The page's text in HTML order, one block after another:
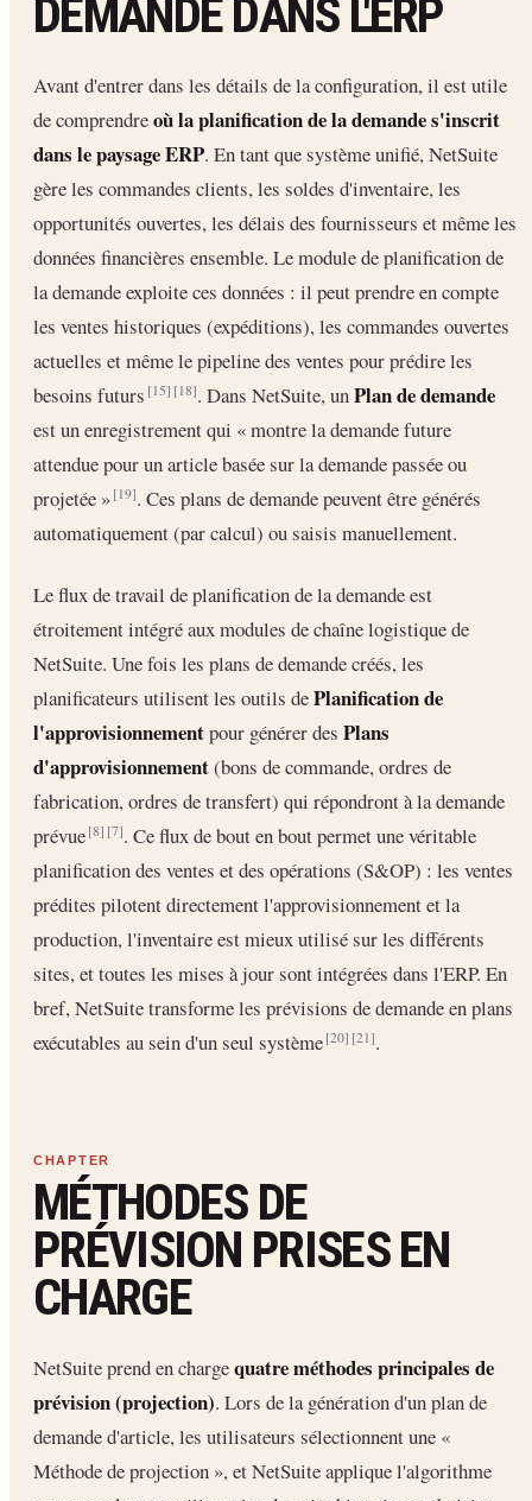
DEMANDE DANS L'ERP
Avant d'entrer dans les détails de la configuration, il est utile
de comprendreoù la planification de la demande s'inscrit
dans le paysage ERP. En tant que système unifié, NetSuite
gère les commandes clients, les soldes d'inventaire, les
opportunités ouvertes, les délais des fournisseurs et même les
données financières ensemble. Le module de planification de
la demande exploite ces données : il peut prendre en compte
les ventes historiques (expéditions), les commandes ouvertes
actuelles et même le pipeline des ventes pour prédire les
besoins futurs[15] [18]. Dans NetSuite, unPlan de demande
est un enregistrement qui « montre la demande future
attendue pour un article basée sur la demande passée ou
projetée »[19]. Ces plans de demande peuvent être générés
automatiquement (par calcul) ou saisis manuellement.
Le flux de travail de planification de la demande est
étroitement intégré aux modules de chaîne logistique de
NetSuite. Une fois les plans de demande créés, les
planificateurs utilisent les outils dePlanification de
l'approvisionnementpour générer des Plans
d'approvisionnement(bons de commande, ordres de
fabrication, ordres de transfert) qui répondront à la demande
prévue[8] [7]. Ce flux de bout en bout permet une véritable
planification des ventes et des opérations (S&OP) : les ventes
prédites pilotent directement l'approvisionnement et la
production, l'inventaire est mieux utilisé sur les différents
sites, et toutes les mises à jour sont intégrées dans l'ERP. En
bref, NetSuite transforme les prévisions de demande en plans
exécutables au sein d'un seul système[20] [21].
MÉTHODES DE
PRÉVISION PRISES EN
CHARGE
NetSuite prend en chargequatre méthodes principales de
prévision (projection). Lors de la génération d'un plan de
demande d'article, les utilisateurs sélectionnent une «
Méthode de projection », et NetSuite applique l'algorithme